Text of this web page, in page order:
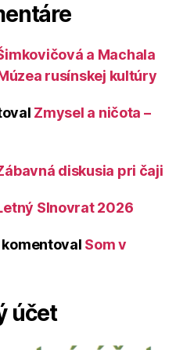
a Machala
rusínskej kultúry
Zmysel a ničota –
diskusia pri čaji
Slnovrat 2026
Som v
účet